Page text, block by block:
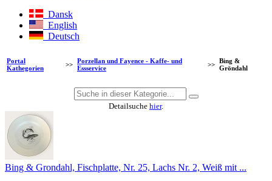
Dansk
English
Deutsch
Portal
Kathegorien
>> Porzellan und Fayence - Kaffe- und
Essservice
>> Bing &
Gröndahl
Detailsuche hier.
Bing & Grondahl, Fischplatte, Nr. 25, Lachs Nr. 2, Weiß mit ...